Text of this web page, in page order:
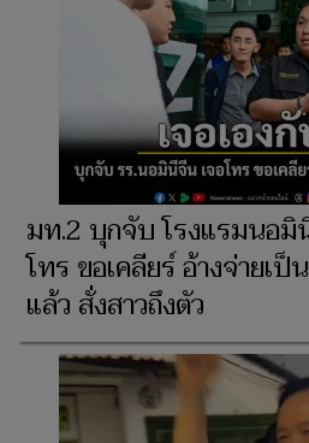
มท.2 บุกจับ โรงแรมนอมิ
โทร ขอเคลียร์ อ้างจ่ายเ
แล้ว สั่งสาวถึงตัว